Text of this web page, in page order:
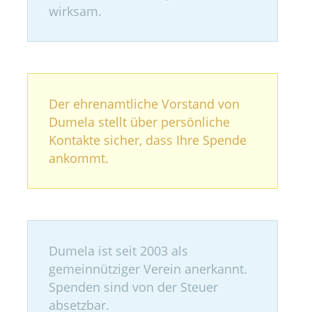
wirksam.
Der ehrenamtliche Vorstand von
Dumela stellt über persönliche
Kontakte sicher, dass Ihre Spende
ankommt.
Dumela ist seit 2003 als
gemeinnütziger Verein anerkannt.
Spenden sind von der Steuer
absetzbar.